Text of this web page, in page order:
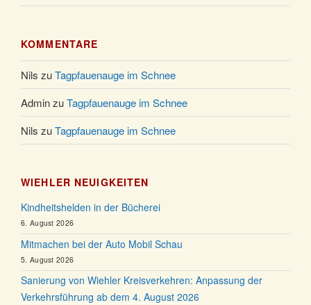
KOMMENTARE
Nils zuTagpfauenauge im Schnee
AdminzuTagpfauenauge im Schnee
Nils zuTagpfauenauge im Schnee
WIEHLER NEUIGKEITEN
Kindheitshelden in der Bücherei
6. August 2026
Mitmachen bei der Auto Mobil Schau
5. August 2026
Sanierung von Wiehler Kreisverkehren: Anpassung der
Verkehrsführung ab dem 4. August 2026